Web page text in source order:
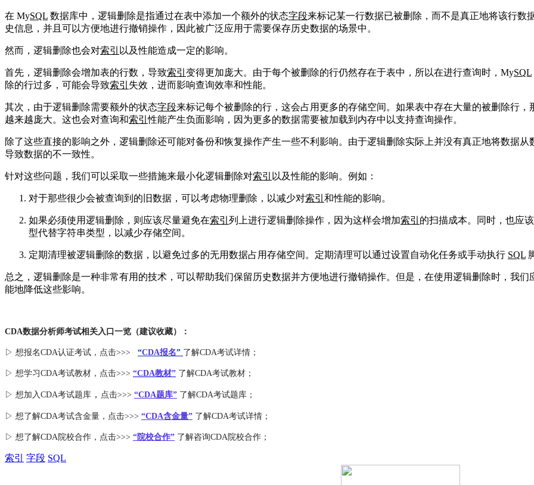
在 MySQL 数据库中，逻辑删除是指通过在表中添加一个额外的状态字段来标记某一行数据已被删除，而不是真正地将该行数
史信息，并且可以方便地进行撤销操作，因此被广泛应用于需要保存历史数据的场景中。
然而，逻辑删除也会对索引 以及性能造成一定的影响。
首先，逻辑删除会增加表的行数，导致索引 变得更加庞大。由于每个被删除的行仍然存在于表中，所以在进行查询时，MySQL
除的行过多，可能会导致索引 失效，进而影响查询效率和性能。
其次，由于逻辑删除需要额外的状态字段来标记每个被删除的行，这会占用更多的存储空间。如果表中存在大量的被删除行，
越来越庞大。这也会对查询和索引性能产生负面影响，因为更多的数据需要被加载到内存中以支持查询操作。
除了这些直接的影响之外，逻辑删除还可能对备份和恢复操作产生一些不利影响。由于逻辑删除实际上并没有真正地将数据
导致数据的不一致性。
针对这些问题，我们可以采取一些措施来最小化逻辑删除对索引 以及性能的影响。例如：
对于那些很少会被查询到的旧数据，可以考虑物理删除，以减少对索引 和性能的影响。
如果必须使用逻辑删除，则应该尽量避免在索引 列上进行逻辑删除操作，因为这样会增加索引 的扫描成本。同时，也应
型代替字符串类型，以减少存储空间。
定期清理被逻辑删除的数据，以避免过多的无用数据占用存储空间。定期清理可以通过设置自动化任务或手动执行 SQL
总之，逻辑删除是一种非常有用的技术，可以帮助我们保留历史数据并方便地进行撤销操作。但是，在使用逻辑删除时，我们
能地降低这些影响。
CDA数据分析师考试相关入口一览（建议收藏）：
▷ 想报名CDA认证考试，点击>>> “CDA报名” 了解CDA考试详情；
▷ 想学习CDA考试教材，点击>>> “CDA教材” 了解CDA考试教材；
▷ 想加入CDA考试题库 ， 点击>>> “CDA题库” 了解CDA考试题库；
▷ 想了解CDA考试含金量 ，点击>>> “CDA含金量” 了解CDA考试详情；
▷ 想了解CDA院校合作 ，点击>>> “院校合作” 了解咨询CDA院校合作；
索引 字段 SQL